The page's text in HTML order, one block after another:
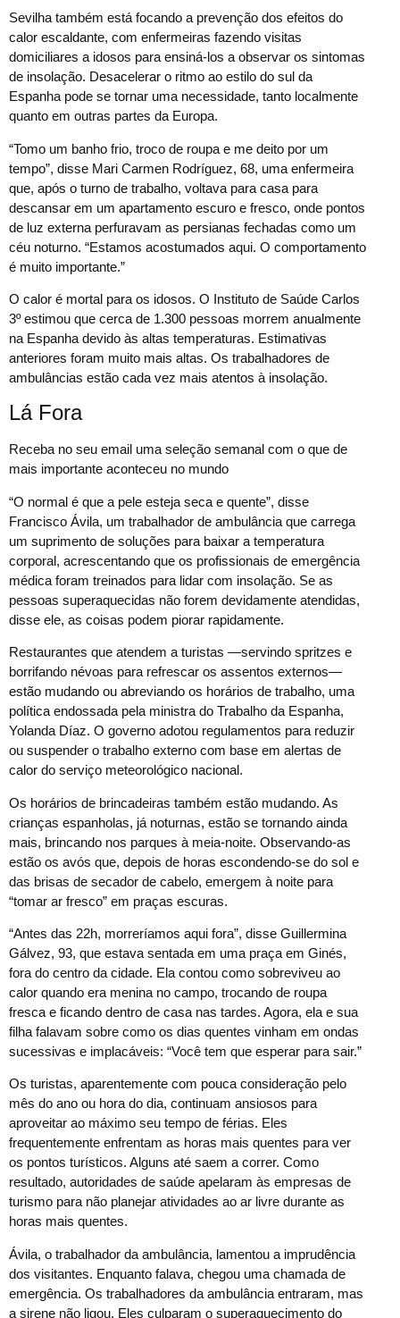
Sevilha também está focando a prevenção dos efeitos do
calor escaldante, com enfermeiras fazendo visitas
domiciliares a idosos para ensiná-los a observar os sintomas
de insolação. Desacelerar o ritmo ao estilo do sul da
Espanha pode se tornar uma necessidade, tanto localmente
quanto em outras partes da Europa.
“Tomo um banho frio, troco de roupa e me deito por um
tempo”, disse Mari Carmen Rodríguez, 68, uma enfermeira
que, após o turno de trabalho, voltava para casa para
descansar em um apartamento escuro e fresco, onde pontos
de luz externa perfuravam as persianas fechadas como um
céu noturno. “Estamos acostumados aqui. O comportamento
é muito importante.”
O calor é mortal para os idosos. O Instituto de Saúde Carlos
3º estimou que cerca de 1.300 pessoas morrem anualmente
na Espanha devido às altas temperaturas. Estimativas
anteriores foram muito mais altas. Os trabalhadores de
ambulâncias estão cada vez mais atentos à insolação.
Lá Fora
Receba no seu email uma seleção semanal com o que de
mais importante aconteceu no mundo
“O normal é que a pele esteja seca e quente”, disse
Francisco Ávila, um trabalhador de ambulância que carrega
um suprimento de soluções para baixar a temperatura
corporal, acrescentando que os profissionais de emergência
médica foram treinados para lidar com insolação. Se as
pessoas superaquecidas não forem devidamente atendidas,
disse ele, as coisas podem piorar rapidamente.
Restaurantes que atendem a turistas —servindo spritzes e
borrifando névoas para refrescar os assentos externos—
estão mudando ou abreviando os horários de trabalho, uma
política endossada pela ministra do Trabalho da Espanha,
Yolanda Díaz. O governo adotou regulamentos para reduzir
ou suspender o trabalho externo com base em alertas de
calor do serviço meteorológico nacional.
Os horários de brincadeiras também estão mudando. As
crianças espanholas, já noturnas, estão se tornando ainda
mais, brincando nos parques à meia-noite. Observando-as
estão os avós que, depois de horas escondendo-se do sol e
das brisas de secador de cabelo, emergem à noite para
“tomar ar fresco” em praças escuras.
“Antes das 22h, morreríamos aqui fora”, disse Guillermina
Gálvez, 93, que estava sentada em uma praça em Ginés,
fora do centro da cidade. Ela contou como sobreviveu ao
calor quando era menina no campo, trocando de roupa
fresca e ficando dentro de casa nas tardes. Agora, ela e sua
filha falavam sobre como os dias quentes vinham em ondas
sucessivas e implacáveis: “Você tem que esperar para sair.”
Os turistas, aparentemente com pouca consideração pelo
mês do ano ou hora do dia, continuam ansiosos para
aproveitar ao máximo seu tempo de férias. Eles
frequentemente enfrentam as horas mais quentes para ver
os pontos turísticos. Alguns até saem a correr. Como
resultado, autoridades de saúde apelaram às empresas de
turismo para não planejar atividades ao ar livre durante as
horas mais quentes.
Ávila, o trabalhador da ambulância, lamentou a imprudência
dos visitantes. Enquanto falava, chegou uma chamada de
emergência. Os trabalhadores da ambulância entraram, mas
a sirene não ligou. Eles culparam o superaquecimento do